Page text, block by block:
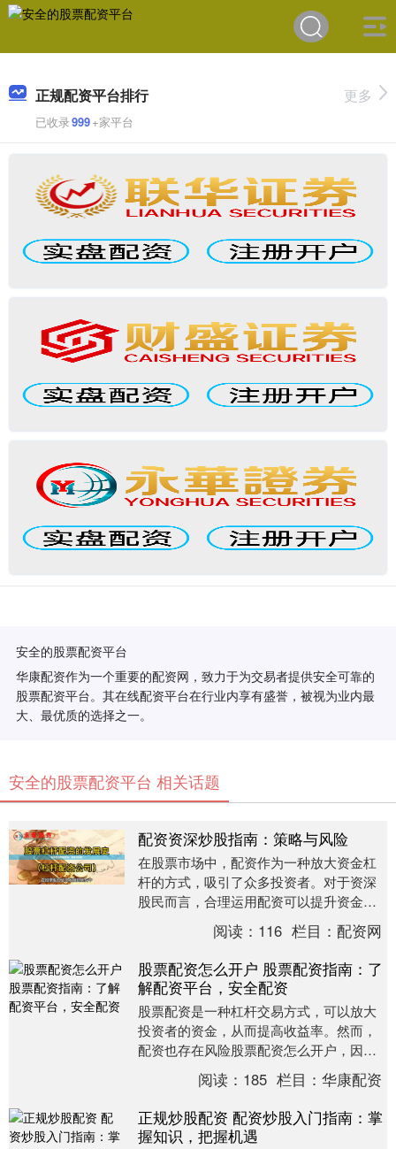
正规配资平台排行
已收录999+家平台
更多
安全的股票配资平台
华康配资作为一个重要的配资网，致力于为交易者提供安全可靠的
股票配资平台。其在线配资平台在行业内享有盛誉，被视为业内最
大、最优质的选择之一。
安全的股票配资平台 相关话题
配资资深炒股指南：策略与风险
在股票市场中，配资作为一种放大资金杠
杆的方式，吸引了众多投资者。对于资深
股民而言，合理运用配资可以提升资金使
用效率，但同时也伴随着更高的风险。本
文将深入探讨配资....
阅读： 116 栏目：配资网
股票配资怎么开户 股票配资指南：了
解配资平台，安全配资
股票配资是一种杠杆交易方式，可以放大
投资者的资金，从而提高收益率。然而，
配资也存在风险股票配资怎么开户，因此
在进行配资交易前，了解配资平台和安全
配资至关重要。 ....
阅读： 185 栏目：华康配资
正规炒股配资 配资炒股入门指南：掌
握知识，把握机遇